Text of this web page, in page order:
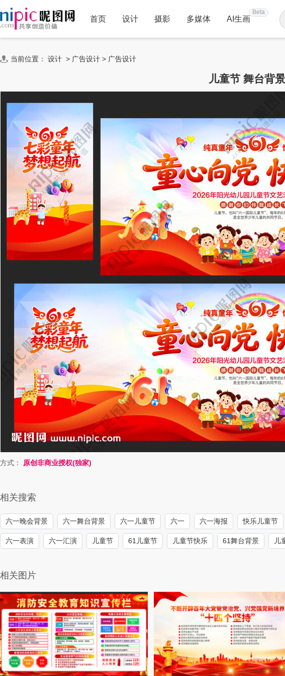
首页 设计 摄影 多媒体 AI生画
Beta
当前位置： 设计 > 广告设计 > 广告设计
儿童节 舞台背
方式： 原创非商业授权(独家)
相关搜索
六一晚会背景 六一舞台背景 六一儿童节 六一 六一海报 快乐儿童节
六一表演 六一汇演 儿童节 61儿童节 儿童节快乐 61舞台背景 儿
相关图片